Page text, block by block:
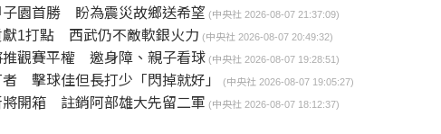
子園首勝 盼為震災故鄉送希望 (中央社 2026-08-07 21:37:09)
獻1打點 西武仍不敵軟銀火力 (中央社 2026-08-07 20:49:32)
推觀賽平權 邀身障、親子看球 (中央社 2026-08-07 19:28:51)
擊球佳但長打少「閃掉就好」 (中央社 2026-08-07 19:05:27)
將開箱 註銷阿部雄大先留二軍 (中央社 2026-08-07 18:12:37)